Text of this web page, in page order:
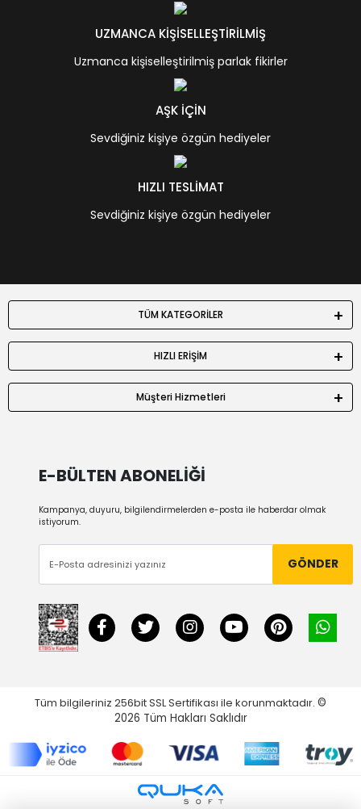
UZMANCA KİŞİSELLEŞTİRİLMİŞ
Uzmanca kişiselleştirilmiş parlak fikirler
AŞK İÇİN
Sevdiğiniz kişiye özgün hediyeler
HIZLI TESLİMAT
Sevdiğiniz kişiye özgün hediyeler
TÜM KATEGORİLER
HIZLI ERİŞİM
Müşteri Hizmetleri
E-BÜLTEN ABONELİĞİ
Kampanya, duyuru, bilgilendirmelerden e-posta ile haberdar olmak
istiyorum.
GÖNDER
Tüm bilgileriniz 256bit SSL Sertifikası ile korunmaktadır. ©
2026 Tüm Hakları Saklıdır